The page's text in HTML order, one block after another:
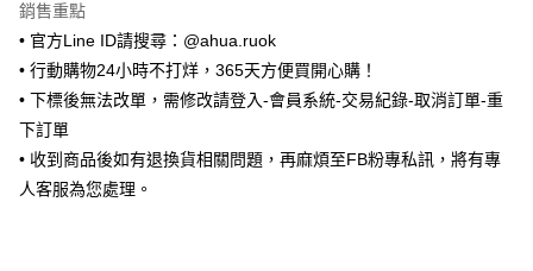
ATM付款
全家取貨付款
每筆NT$65，滿NT$688(含以上)免運費
付款後全家取貨
銷售重點
• 官方Line ID請搜尋：@ahua.ruok
• 行動購物24小時不打烊，365天方便買開心購！
• 下標後無法改單，需修改請登入-會員系統-交易紀錄-取消訂單-重
下訂單
• 收到商品後如有退換貨相關問題，再麻煩至FB粉專私訊，將有專
人客服為您處理。